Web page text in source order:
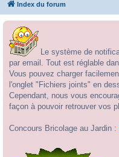
Index du forum
Le système de
par email. Tout est réglable
Vous pouvez charger
l'onglet "Fichiers joints" en
Cependant, nous vous
façon à pouvoir retrouver vos
Concours Bricolage au Jardin :